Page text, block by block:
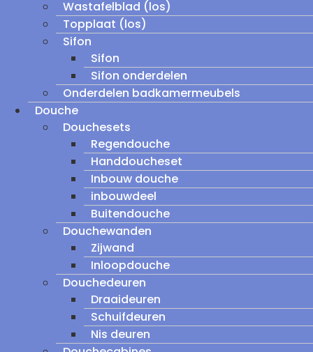
Wastafelblad (los)
Topplaat (los)
Sifon
Sifon
Sifon onderdelen
Onderdelen badkamermeubels
Douche
Douchesets
Regendouche
Handdoucheset
Inbouw douche
inbouwdeel
Buitendouche
Douchewanden
Zijwand
Inloopdouche
Douchedeuren
Draaideuren
Schuifdeuren
Nis deuren